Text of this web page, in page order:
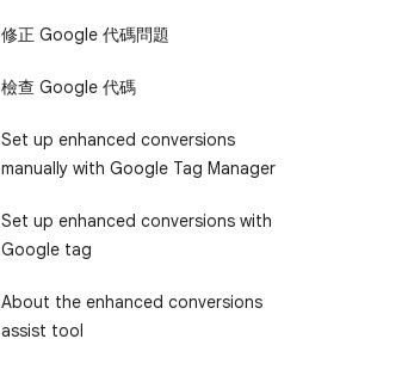
修正 Google 代碼問題
檢查 Google 代碼
Set up enhanced conversions
manually with Google Tag Manager
Set up enhanced conversions with
Google tag
About the enhanced conversions
assist tool